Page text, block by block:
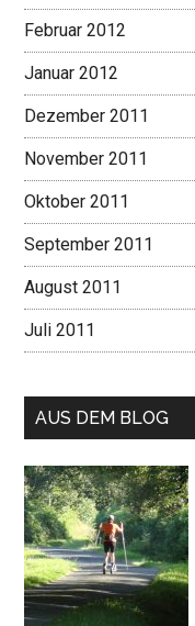
Februar 2012
Januar 2012
Dezember 2011
November 2011
Oktober 2011
September 2011
August 2011
Juli 2011
AUS DEM BLOG